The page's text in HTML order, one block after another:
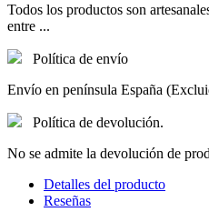
Todos los productos son
entre ...
Política de envío
Envío en península España
Política de devolución.
No se admite la devolución de
Detalles del producto
Reseñas